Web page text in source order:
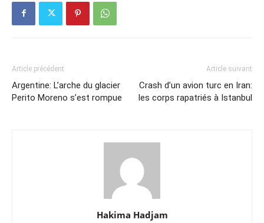
Article précédent
Argentine: L’arche du glacier
Perito Moreno s’est rompue
Article suivant
Crash d’un avion turc en Iran:
les corps rapatriés à Istanbul
Hakima Hadjam